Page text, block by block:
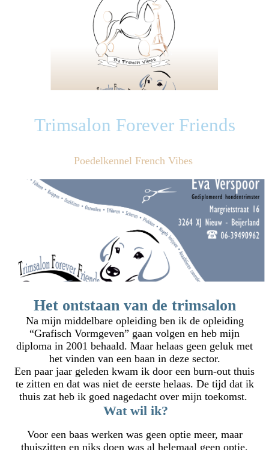
Trimsalon Forever Friends
Poedelkennel French Vibes
Het ontstaan van de trimsalon
Na mijn middelbare opleiding ben ik de opleiding
“Grafisch Vormgeven” gaan volgen en heb mijn
diploma in 2001 behaald. Maar helaas geen geluk met
het vinden van een baan in deze sector.
Een paar jaar geleden kwam ik door een burn-out thuis
te zitten en dat was niet de eerste helaas. De tijd dat ik
thuis zat heb ik goed nagedacht over mijn toekomst.
Wat wil ik?
Voor een baas werken was geen optie meer, maar
thuiszitten en niks doen was al helemaal geen optie.